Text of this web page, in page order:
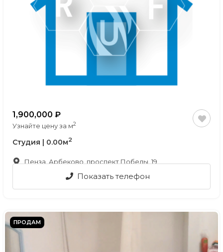
1,900,000
Узнайте цену за м2
Студия | 0.00м2
Пенза, Арбеково, проспект Победы, 19
Показать телефон
ПРОДАМ